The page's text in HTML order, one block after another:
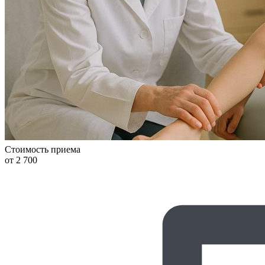
Стоимость приема
от 2 700